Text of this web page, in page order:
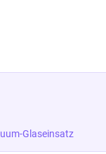
Glaseinsatz